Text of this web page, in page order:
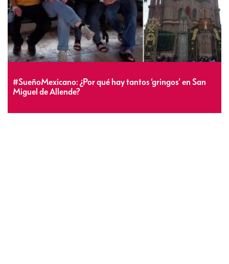
#SueñoMexicano: ¿Por qué hay tantos ‘gringos’ en San
Miguel de Allende?